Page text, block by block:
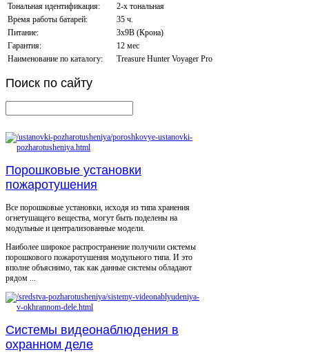
Тональная идентификация:
2-х тональная
Время работы батарей:
35 ч.
Питание:
3х9В (Крона)
Гарантия:
12 мес
Наименование по каталогу:
Treasure Hunter Voyager Pro
Поиск по сайту
Порошковые установки
пожаротушения
Все порошковые установки, исходя из типа хранения
огнетушащего вещества, могут быть поделены на
модульные и централизованные модели.
Наиболее широкое распространение получили системы
порошкового пожаротушения модульного типа. И это
вполне объяснимо, так как данные системы обладают
рядом ...
Системы видеонаблюдения в
охранном деле